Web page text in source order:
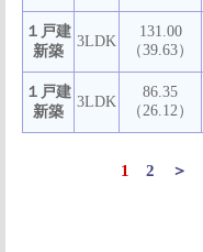
１戸建
新築
3LDK
131.00
（39.63）
１戸建
新築
3LDK
86.35
（26.12）
1 2 ＞